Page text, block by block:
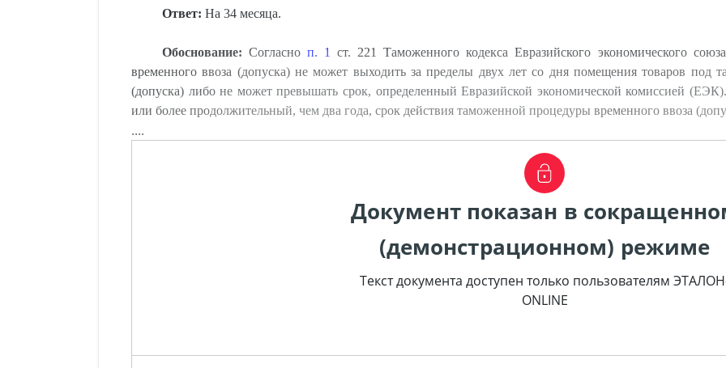
Ответ: На 34 месяца.
Обоснование: Согласно п. 1
ст. 221 Таможенного кодекса Евразийского экономического
временного ввоза (допуска) не может выходить за пределы двух лет со дня помещения товаров под
(допуска) либо не может превышать срок, определенный Евразийской экономической комиссией
или более продолжительный, чем два года, срок действия таможенной процедуры временного ввоза
....
Документ показан в
(демонстрационном) режиме
Текст документа доступен только пользователям
ONLINE